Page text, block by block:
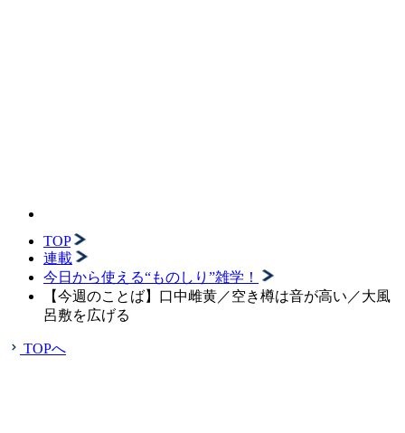
TOP
連載
今日から使える“ものしり”雑学！
【今週のことば】口中雌黄／空き樽は音が高い／大風
呂敷を広げる
TOPへ